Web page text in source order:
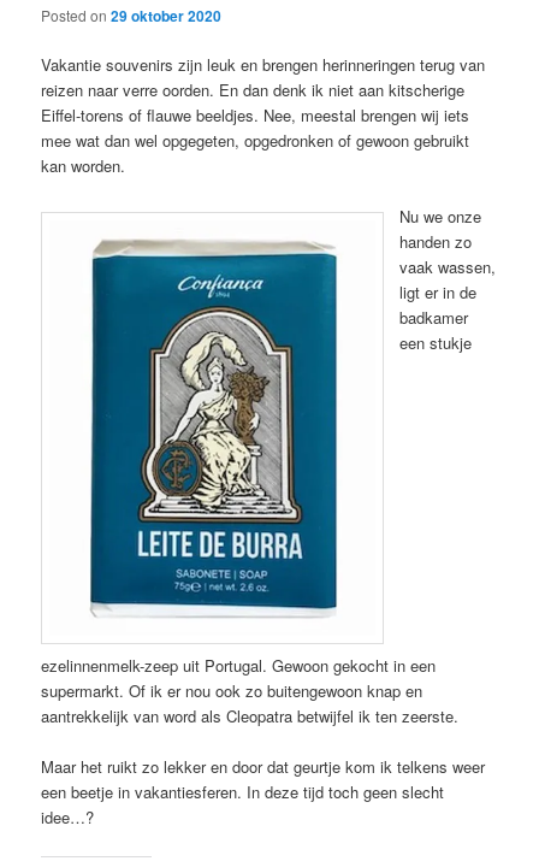
Posted on29 oktober 2020
Vakantie souvenirs zijn leuk en brengen herinneringen terug van
reizen naar verre oorden. En dan denk ik niet aan kitscherige
Eiffel-torens of flauwe beeldjes. Nee, meestal brengen wij iets
mee wat dan wel opgegeten, opgedronken of gewoon gebruikt
kan worden.
Nu we onze
handen zo
vaak wassen,
ligt er in de
badkamer
een stukje
ezelinnenmelk-zeep uit Portugal. Gewoon gekocht in een
supermarkt. Of ik er nou ook zo buitengewoon knap en
aantrekkelijk van word als Cleopatra betwijfel ik ten zeerste.
Maar het ruikt zo lekker en door dat geurtje kom ik telkens weer
een beetje in vakantiesferen. In deze tijd toch geen slecht
idee…?